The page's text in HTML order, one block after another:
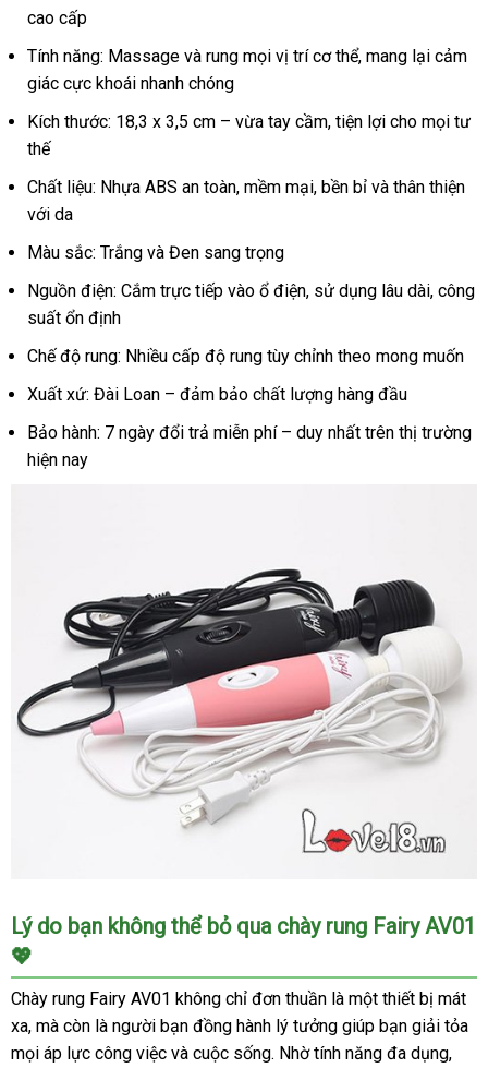
rung
-
chày
rung
tình
siêu
mạnh
khẩu
cao cấp
Tính năng: Massage và rung mọi vị trí cơ thể, mang lại cảm
giác cực khoái nhanh chóng
Kích thước: 18,3 x 3,5 cm – vừa tay cầm, tiện lợi cho mọi tư
thế
Chất liệu: Nhựa ABS an toàn, mềm mại, bền bỉ và thân thiện
với da
Màu sắc: Trắng và Đen sang trọng
Nguồn điện: Cắm trực tiếp vào ổ điện, sử dụng lâu dài, công
suất ổn định
Chế độ rung: Nhiều cấp độ rung tùy chỉnh theo mong muốn
Xuất xứ: Đài Loan – đảm bảo chất lượng hàng đầu
Bảo hành: 7 ngày đổi trả miễn phí – duy nhất trên thị trường
hiện nay
Sỉ
Máy
massage
dùng
điện
nhiều
tần
Lý do bạn không thể bỏ qua chày rung Fairy AV01
💖
Chày rung Fairy AV01 không chỉ đơn thuần là một thiết bị mát
xa, mà còn là người bạn đồng hành lý tưởng giúp bạn giải tỏa
mọi áp lực công việc và cuộc sống. Nhờ tính năng đa dụng,